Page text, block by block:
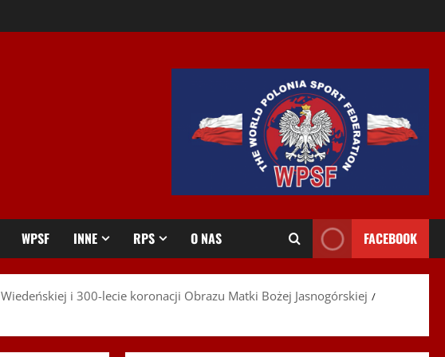
WPSF INNE RPS O NAS FACEBOOK
i 300-lecie koronacji Obrazu Matki Bożej Jasnogórskiej